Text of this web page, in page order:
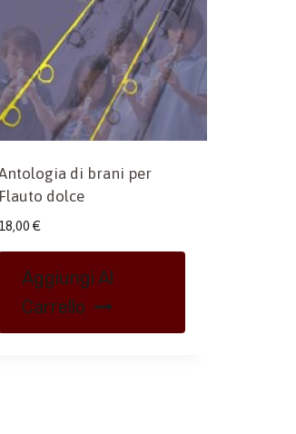
di brani per
Flauto dolce
18,00 €
Aggiungi Al
Carrello